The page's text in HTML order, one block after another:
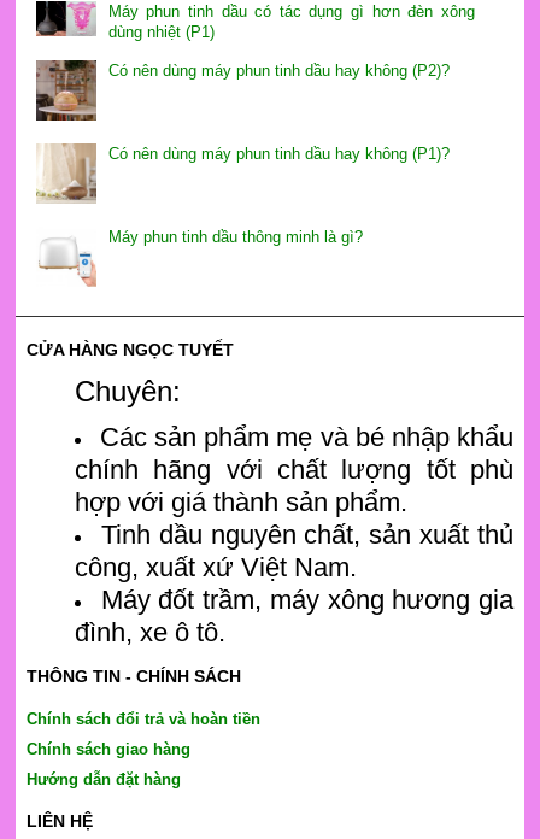
Máy phun tinh dầu có tác dụng gì hơn đèn xông
dùng nhiệt (P1)
Có nên dùng máy phun tinh dầu hay không (P2)?
Có nên dùng máy phun tinh dầu hay không (P1)?
Máy phun tinh dầu thông minh là gì?
CỬA HÀNG NGỌC TUYẾT
Chuyên:
Các sản phẩm mẹ và bé nhập khẩu
chính hãng với chất lượng tốt phù
hợp với giá thành sản phẩm.
Tinh dầu nguyên chất, sản xuất thủ
công, xuất xứ Việt Nam.
Máy đốt trầm, máy xông hương gia
đình, xe ô tô.
THÔNG TIN - CHÍNH SÁCH
Chính sách đổi trả và hoàn tiền
Chính sách giao hàng
Hướng dẫn đặt hàng
LIÊN HỆ